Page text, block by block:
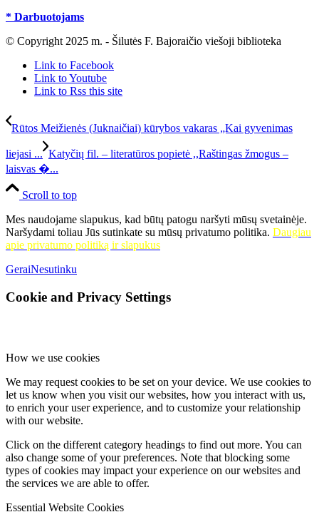
* Darbuotojams
© Copyright 2025 m. - Šilutės F. Bajoraičio viešoji biblioteka
Link to Facebook
Link to Youtube
Link to Rss this site
Rūtos Meižienės (Juknaičiai) kūrybos vakaras „Kai gyvenimas
liejasi ... Katyčių fil. – literatūros popietė ,,Raštingas žmogus –
laisvas �...
Scroll to top
Mes naudojame slapukus, kad būtų patogu naršyti mūsų svetainėje.
Naršydami toliau Jūs sutinkate su mūsų privatumo politika. Daugiau
apie privatumo politiką ir slapukus
GeraiNesutinku
Cookie and Privacy Settings
How we use cookies
We may request cookies to be set on your device. We use cookies to
let us know when you visit our websites, how you interact with us,
to enrich your user experience, and to customize your relationship
with our website.
Click on the different category headings to find out more. You can
also change some of your preferences. Note that blocking some
types of cookies may impact your experience on our websites and
the services we are able to offer.
Essential Website Cookies